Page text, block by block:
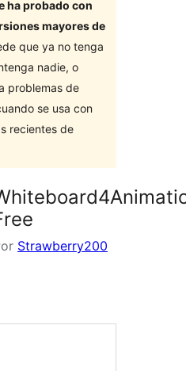
ha probado con
mayores de
que ya no tenga
nadie, o
problemas de
se usa con
recientes de
Strawberry200